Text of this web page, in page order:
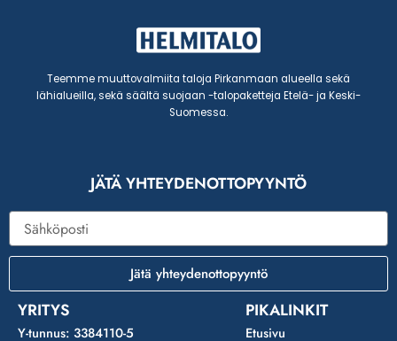
Teemme muuttovalmiita taloja Pirkanmaan alueella sekä
lähialueilla, sekä säältä suojaan -talopaketteja Etelä- ja Keski-
Suomessa.
JÄTÄ YHTEYDENOTTOPYYNTÖ
Sähköposti
Jätä yhteydenottopyyntö
YRITYS
Y-tunnus: 3384110-5
PIKALINKIT
Etusivu